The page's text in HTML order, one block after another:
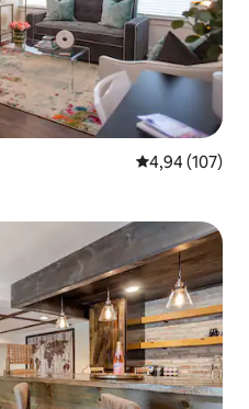
Средна
4,94 (107)